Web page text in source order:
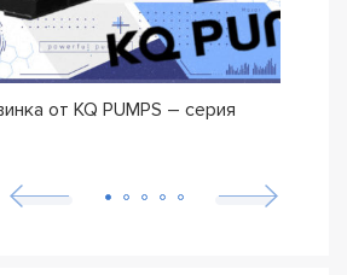
от KQ PUMPS – серия